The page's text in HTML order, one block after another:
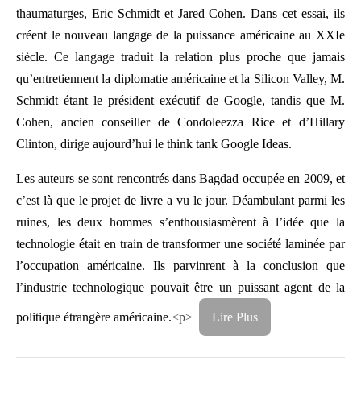
thaumaturges, Eric Schmidt et Jared Cohen. Dans cet essai, ils
créent le nouveau langage de la puissance américaine au XXIe
siècle. Ce langage traduit la relation plus proche que jamais
qu’entretiennent la diplomatie américaine et la Silicon Valley, M.
Schmidt étant le président exécutif de Google, tandis que M.
Cohen, ancien conseiller de Condoleezza Rice et d’Hillary
Clinton, dirige aujourd’hui le think tank Google Ideas.
Les auteurs se sont rencontrés dans Bagdad occupée en 2009, et
c’est là que le projet de livre a vu le jour. Déambulant parmi les
ruines, les deux hommes s’enthousiasmèrent à l’idée que la
technologie était en train de transformer une société laminée par
l’occupation américaine. Ils parvinrent à la conclusion que
l’industrie technologique pouvait être un puissant agent de la
politique étrangère américaine.<p> Lire Plus